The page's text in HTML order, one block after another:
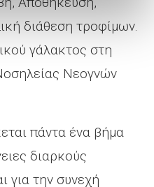
διάθεση τροφίμων.
γάλακτος στη
Νεογνών
πάντα ένα βήμα
διαρκούς
για την συνεχή